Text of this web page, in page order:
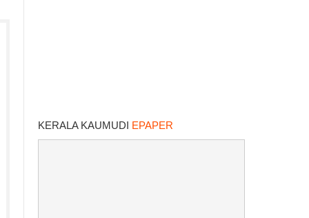
KERALA KAUMUDI EPAPER